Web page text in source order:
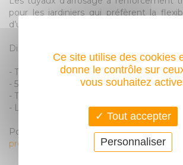
pour les jardiniers qui préfèrent la
d’utilisation alliée à des propriétés anti vrille.
Disponible en différents diamètre et
- Tuyau résistant au croquage
- 5 couches avec renfort textile tricoté
- Technologie Soft & FlexTM
- La garantie du tuyau Hozelock Flexi Plus
Pour ajouter des accessoires cliquez ici
programmateurs
lances et pistolets
Ce site utilise des cookies
donne le contrôle sur
vous souhaitez
Tout accepter
Personnaliser